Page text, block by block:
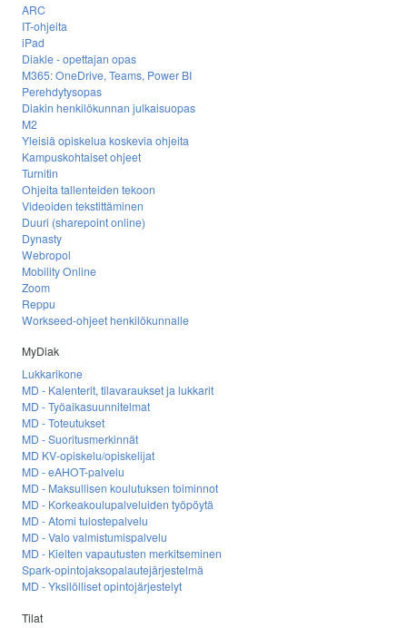
ARC
IT-ohjeita
iPad
Diakle - opettajan opas
M365: OneDrive, Teams, Power BI
Perehdytysopas
Diakin henkilökunnan julkaisuopas
M2
Yleisiä opiskelua koskevia ohjeita
Kampuskohtaiset ohjeet
Turnitin
Ohjeita tallenteiden tekoon
Videoiden tekstittäminen
Duuri (sharepoint online)
Dynasty
Webropol
Mobility Online
Zoom
Reppu
Workseed-ohjeet henkilökunnalle
MyDiak
Lukkarikone
MD - Kalenterit, tilavaraukset ja lukkarit
MD - Työaikasuunnitelmat
MD - Toteutukset
MD - Suoritusmerkinnät
MD KV-opiskelu/opiskelijat
MD - eAHOT-palvelu
MD - Maksullisen koulutuksen toiminnot
MD - Korkeakoulupalveluiden työpöytä
MD - Atomi tulostepalvelu
MD - Valo valmistumispalvelu
MD - Kielten vapautusten merkitseminen
Spark-opintojaksopalautejärjestelmä
MD - Yksilölliset opintojärjestelyt
Tilat